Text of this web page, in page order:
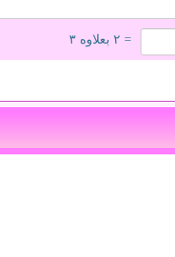
= ۲ بعلاوه ۳